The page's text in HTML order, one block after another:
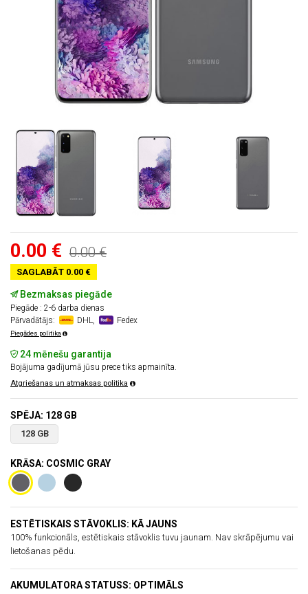
0.00 € 0.00 €
SAGLABĀT 0.00 €
Bezmaksas piegāde
Piegāde : 2-6 darba dienas
Pārvadātājs:
DHL, Fedex
Piegādes politika
24 mēnešu garantija
Bojājuma gadījumā jūsu prece tiks apmainīta.
Atgriešanas un atmaksas politika
SPĒJA: 128 GB
128 GB
KRĀSA: COSMIC GRAY
ESTĒTISKAIS STĀVOKLIS: KĀ JAUNS
100% funkcionāls, estētiskais stāvoklis tuvu jaunam. Nav skrāpējumu vai
lietošanas pēdu.
AKUMULATORA STATUSS: OPTIMĀLS